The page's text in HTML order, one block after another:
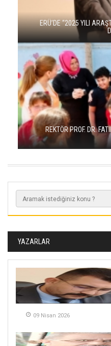
ERÜ’DE “2025 YILI
REKTÖR PROF. DR. FATIH
YAZARLAR
09 Nisan 2026